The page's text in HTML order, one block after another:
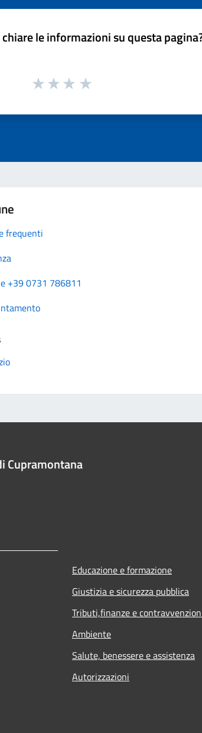
le informazioni su questa
frequenti
+39 0731 786811
Cupramontana
Educazione e formazione
Giustizia e sicurezza pubblica
Tributi,finanze e
Ambiente
Salute, benessere e assistenza
Autorizzazioni